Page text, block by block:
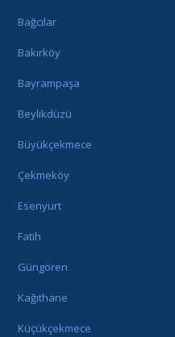
Bağcılar
Bakırköy
Bayrampaşa
Beylikdüzü
Büyükçekmece
Çekmeköy
Esenyurt
Fatih
Güngören
Kağıthane
Küçükçekmece